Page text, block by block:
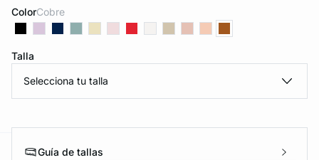
Color cobre
Talla
Selecciona tu talla
Guía de tallas